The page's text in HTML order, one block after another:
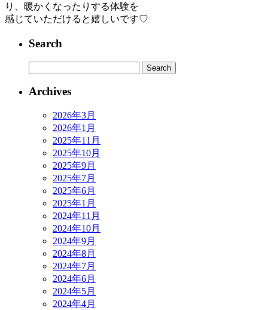
り、暖かくなったりする体験を
感じていただけると嬉しいです♡
Search
Archives
2026年3月
2026年1月
2025年11月
2025年10月
2025年9月
2025年7月
2025年6月
2025年1月
2024年11月
2024年10月
2024年9月
2024年8月
2024年7月
2024年6月
2024年5月
2024年4月